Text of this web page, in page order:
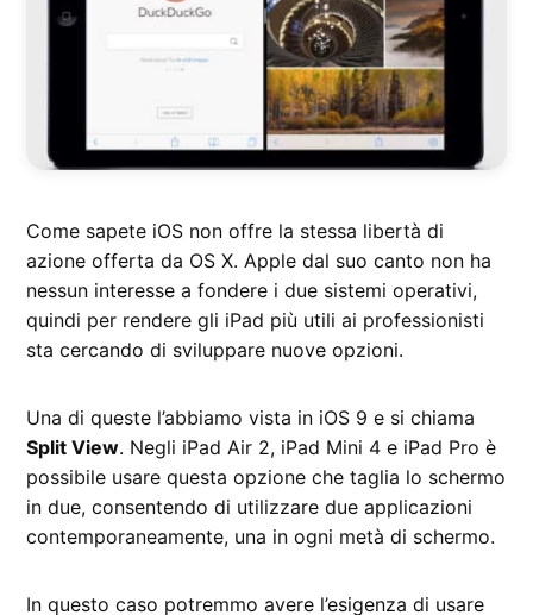
Come sapete iOS non offre la stessa libertà di
azione offerta da OS X. Apple dal suo canto non ha
nessun interesse a fondere i due sistemi operativi,
quindi per rendere gli iPad più utili ai professionisti
sta cercando di sviluppare nuove opzioni.
Una di queste l’abbiamo vista in iOS 9 e si chiama
Split View. Negli iPad Air 2, iPad Mini 4 e iPad Pro è
possibile usare questa opzione che taglia lo schermo
in due, consentendo di utilizzare due applicazioni
contemporaneamente, una in ogni metà di schermo.
In questo caso potremmo avere l’esigenza di usare